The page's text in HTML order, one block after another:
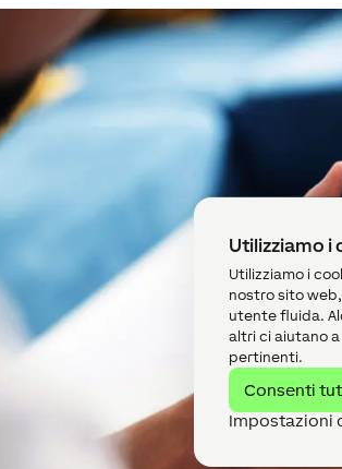
Utilizziamo i
Utilizziamo i
nostro sito
utente fluida.
altri ci aiutano
pertinenti.
Consenti
Impostazioni